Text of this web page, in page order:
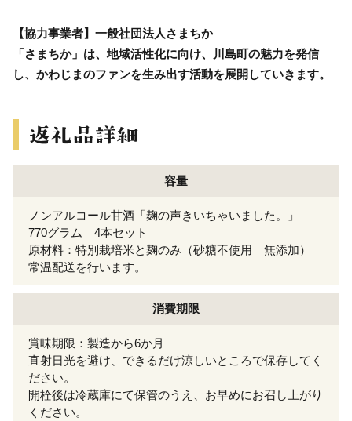
【協力事業者】一般社団法人さまちか
「さまちか」は、地域活性化に向け、川島町の魅力を発信
し、かわじまのファンを生み出す活動を展開していきます。
容量
ノンアルコール甘酒「麹の声きいちゃいました。」
770グラム 4本セット
原材料：特別栽培米と麹のみ（砂糖不使用 無添加）
常温配送を行います。
消費期限
賞味期限：製造から6か月
直射日光を避け、できるだけ涼しいところで保存してく
ださい。
開栓後は冷蔵庫にて保管のうえ、お早めにお召し上がり
ください。